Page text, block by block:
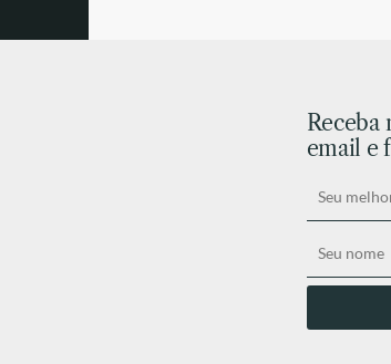
Receba
email e